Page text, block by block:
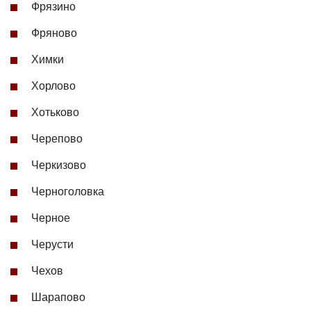
Фрязино
Фряново
Химки
Хорлово
Хотьково
Черепово
Черкизово
Черноголовка
Черное
Черусти
Чехов
Шарапово